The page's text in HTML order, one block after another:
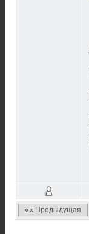
«« Предыдущая